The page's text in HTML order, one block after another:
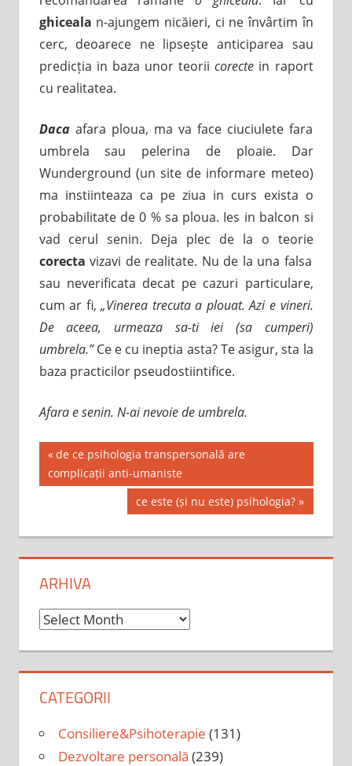
ghiceala n-ajungem nicăieri, ci ne învârtim în
cerc, deoarece ne lipsește anticiparea sau
predicția in baza unor teoriicorecte in raport
cu realitatea.
Dacaafara ploua, ma va face ciuciulete fara
umbrela sau pelerina de ploaie. Dar
Wunderground (un site de informare meteo)
ma instiinteaza ca pe ziua in curs exista o
probabilitate de 0 % sa ploua. Ies in balcon si
vad cerul senin. Deja plec de la o teorie
corecta vizavi de realitate. Nu de la una falsa
sau neverificata decat pe cazuri particulare,
cum ar fi,„Vinerea trecuta a plouat. Azi e vineri.
De aceea, urmeaza sa-ti iei (sa cumperi)
umbrela.”Ce e cu ineptia asta? Te asigur, sta la
baza practicilor pseudostiintifice.
Afara e senin. N-ai nevoie de umbrela.
Post
navigation
Previous
Post:
de ce psihologia transpersonală are
complicații anti-umaniste
Next
Post:
ce este (și nu este) psihologia?
ARHIVA
Arhiva
CATEGORII
Consiliere&Psihoterapie (131)
Dezvoltare personală (239)